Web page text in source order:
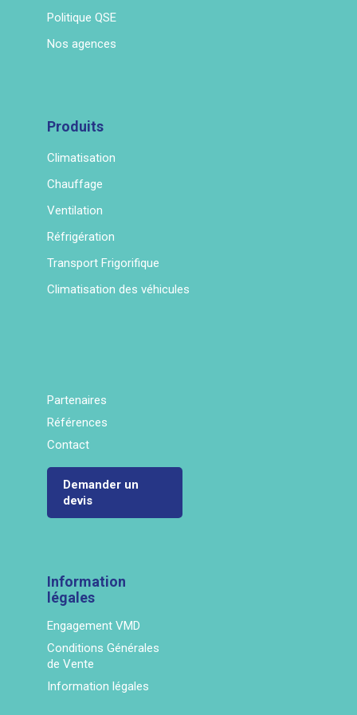
Politique QSE
Nos agences
Produits
Climatisation
Chauffage
Ventilation
Réfrigération
Transport Frigorifique
Climatisation des véhicules
Partenaires
Références
Contact
Demander un
devis
Information
légales
Engagement VMD
Conditions Générales
de Vente
Information légales